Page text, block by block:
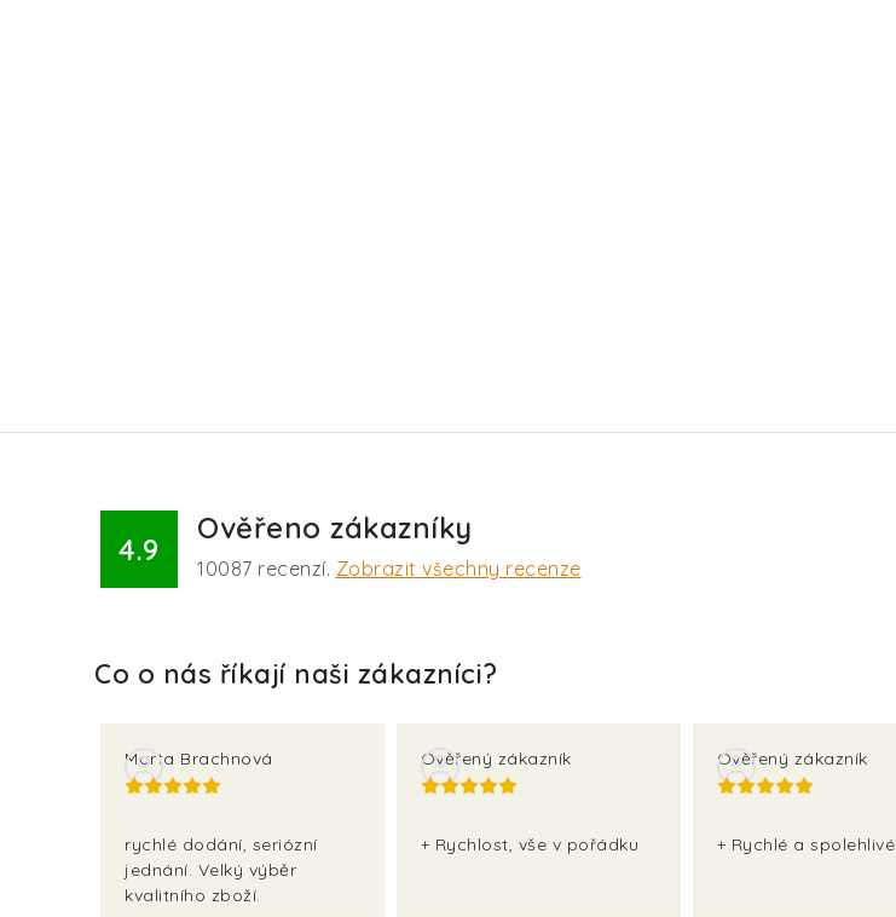
4.9
Ověřeno zákazníky
10087 recenzí. Zobrazit všechny recenze
Marta Brachnová
rychlé dodání, seriózní
jednání. Velký výběr
kvalitního zboží.
Ověřený zákazník
+ Rychlost, vše v pořádku
Ověřený zákazník
+ Rychlé a spolehlivé